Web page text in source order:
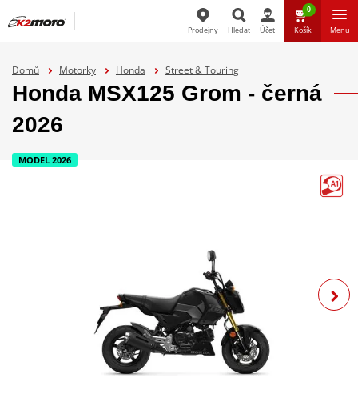
Prodejny Hledat Účet
0
Košík Menu
Domů Motorky Honda Street & Touring
Honda MSX125 Grom - černá
2026
MODEL 2026